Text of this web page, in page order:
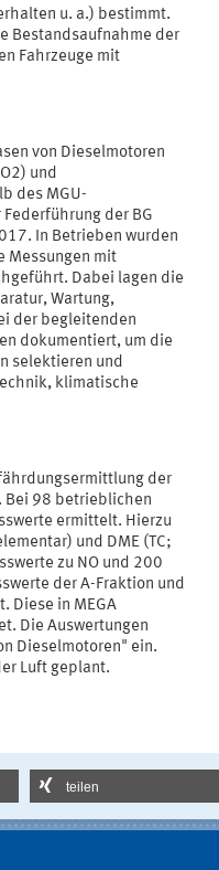
u. a.) bestimmt.
Bestandsaufnahme der
Fahrzeuge mit
von Dieselmotoren
und
des MGU-
der BG
In Betrieben wurden
Messungen mit
Dabei lagen die
Wartung,
der begleitenden
dokumentiert, um die
selektieren und
klimatische
der
Bei 98 betrieblichen
ermittelt. Hierzu
und DME (TC;
zu NO und 200
der A-Fraktion und
Diese in MEGA
Die Auswertungen
Dieselmotoren" ein.
Luft geplant.
teilen